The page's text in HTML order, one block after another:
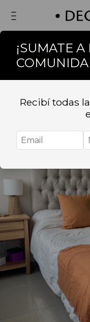
¡SUMATE
Recibí todas